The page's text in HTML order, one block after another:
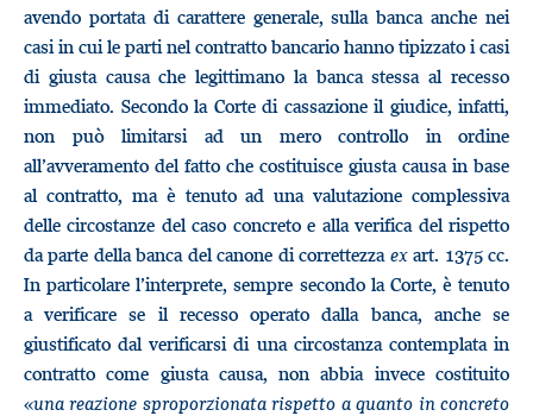
avendo portata di carattere generale, sulla banca anche nei
casi in cui le parti nel contratto bancario hanno tipizzato i casi
di giusta causa che legittimano la banca stessa al recesso
immediato. Secondo la Corte di cassazione il giudice, infatti,
non può limitarsi ad un mero controllo in ordine
all’avveramento del fatto che costituisce giusta causa in base
al contratto, ma è tenuto ad una valutazione complessiva
delle circostanze del caso concreto e alla verifica del rispetto
da parte della banca del canone di correttezza exart. 1375 cc.
In particolare l’interprete, sempre secondo la Corte, è tenuto
a verificare se il recesso operato dalla banca, anche se
giustificato dal verificarsi di una circostanza contemplata in
contratto come giusta causa, non abbia invece costituito
«una reazione sproporzionata rispetto a quanto in concreto